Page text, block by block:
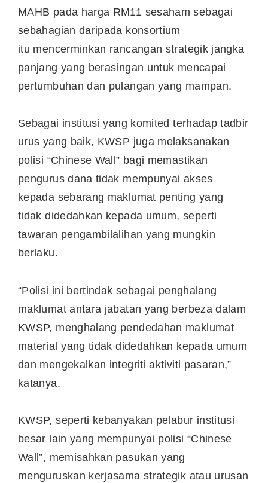
MAHB pada harga RM11 sesaham sebagai
sebahagian daripada konsortium
itu mencerminkan rancangan strategik jangka
panjang yang berasingan untuk mencapai
pertumbuhan dan pulangan yang mampan.
Sebagai institusi yang komited terhadap tadbir
urus yang baik, KWSP juga melaksanakan
polisi “Chinese Wall” bagi memastikan
pengurus dana tidak mempunyai akses
kepada sebarang maklumat penting yang
tidak didedahkan kepada umum, seperti
tawaran pengambilalihan yang mungkin
berlaku.
“Polisi ini bertindak sebagai penghalang
maklumat antara jabatan yang berbeza dalam
KWSP, menghalang pendedahan maklumat
material yang tidak didedahkan kepada umum
dan mengekalkan integriti aktiviti pasaran,”
katanya.
KWSP, seperti kebanyakan pelabur institusi
besar lain yang mempunyai polisi “Chinese
Wall”, memisahkan pasukan yang
menguruskan kerjasama strategik atau urusan